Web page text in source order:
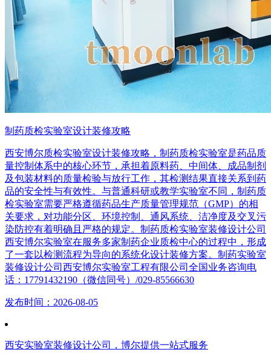
制药质检实验室设计装修攻略
西安博尔质检实验室设计装修攻略，制药质检实验室是药品质
量控制体系中的核心环节，承担着原料药、中间体、成品制剂
及包装材料的质量检验与放行工作，其检测结果直接关系到药
品的安全性与有效性。与普通科研或教学实验室不同，制药质
检实验室需要严格遵循药品生产质量管理规范（GMP）的相
关要求，对功能分区、环境控制、通风系统、洁净度及交叉污
染防控有着明确且严格的规定。制药质检实验室装修设计公司
西安博尔实验室在服务多家制药企业质检中心的过程中，形成
了一套以检测流程为导向的系统化设计装修方案。制药实验室
装修设计公司西安博尔实验室工程有限公司全国业务咨询电
话：17791432190（微信同号）/029-85566630
发布时间：2026-08-05
西安实验室装修设计公司，博尔提供一站式服务